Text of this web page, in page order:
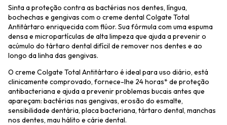
Sinta a proteção contra as bactérias nos dentes, língua,
bochechas e gengivas com o creme dental Colgate Total
Antitártaro enriquecida com flúor. Sua fórmula com uma espuma
densa e micropartículas de alta limpeza que ajuda a prevenir o
acúmulo do tártaro dental difícil de remover nos dentes e ao
longo da linha das gengivas.
O creme Colgate Total Antitártaro é ideal para uso diário, está
clinicamente comprovado, fornece-lhe 24 horas* de proteção
antibacteriana e ajuda a prevenir problemas bucais antes que
apareçam: bactérias nas gengivas, erosão do esmalte,
sensibilidade dentária, placa bacteriana, tártaro dental, manchas
nos dentes, mau hálito e cárie dental.